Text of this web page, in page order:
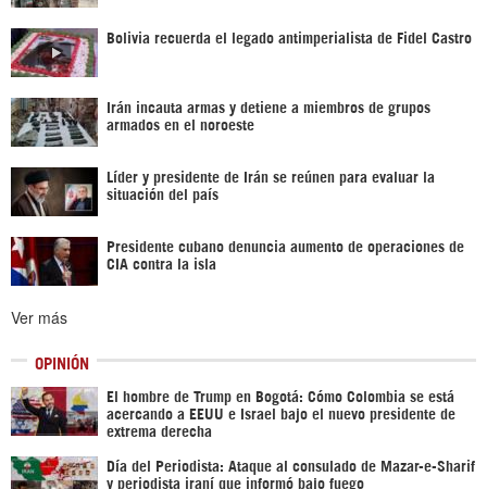
Bolivia recuerda el legado antimperialista de Fidel Castro
Irán incauta armas y detiene a miembros de grupos
armados en el noroeste
Líder y presidente de Irán se reúnen para evaluar la
situación del país
Presidente cubano denuncia aumento de operaciones de
CIA contra la isla
Ver más
OPINIÓN
El hombre de Trump en Bogotá: Cómo Colombia se está
acercando a EEUU e Israel bajo el nuevo presidente de
extrema derecha
Día del Periodista: Ataque al consulado de Mazar-e-Sharif
y periodista iraní que informó bajo fuego